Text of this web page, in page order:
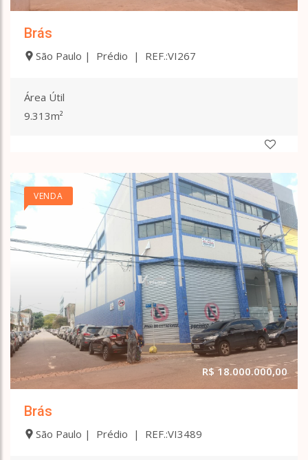
Brás
São Paulo | Prédio | REF.:VI267
Área Útil
9.313m²
VENDA
R$ 18.000.000,00
Brás
São Paulo | Prédio | REF.:VI3489